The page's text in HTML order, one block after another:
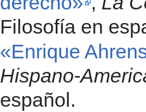
Filosofía en
«Enrique
Hispano-
español.